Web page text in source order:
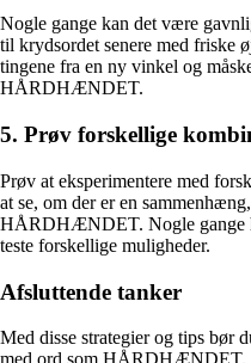
Nogle gange kan det være
til krydsordet senere med friske
tingene fra en ny vinkel og
HÅRDHÆNDET.
5. Prøv forskellige
Prøv at eksperimentere med
at se, om der er en
HÅRDHÆNDET. Nogle gange
teste forskellige muligheder.
Afsluttende tanker
Med disse strategier og tips bør